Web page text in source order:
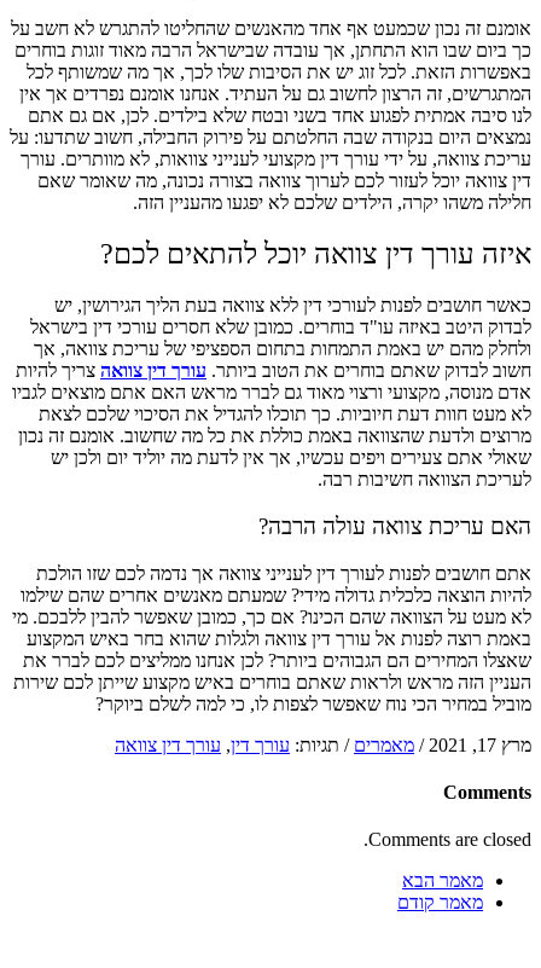
אומנם זה נכון שכמעט אף אחד מהאנשים שהחליטו להתגרש לא חשב על
כך ביום שבו הוא התחתן, אך עובדה שבישראל הרבה מאוד זוגות בוחרים
באפשרות הזאת. לכל זוג יש את הסיבות שלו לכך, אך מה שמשותף לכל
המתגרשים, זה הרצון לחשוב גם על העתיד. אנחנו אומנם נפרדים אך אין
לנו סיבה אמתית לפגוע אחד בשני ובטח שלא בילדים. לכן, אם גם אתם
נמצאים היום בנקודה שבה החלטתם על פירוק החבילה, חשוב שתדעו: על
עריכת צוואה, על ידי עורך דין מקצועי לענייני צוואות, לא מוותרים. עורך
דין צוואה יוכל לעזור לכם לערוך צוואה בצורה נכונה, מה שאומר שאם
חלילה משהו יקרה, הילדים שלכם לא יפגעו מהעניין הזה.
איזה עורך דין צוואה יוכל להתאים לכם?
כאשר חושבים לפנות לעורכי דין ללא צוואה בעת הליך הגירושין, יש
לבדוק היטב באיזה עו"ד בוחרים. כמובן שלא חסרים עורכי דין בישראל
ולחלק מהם יש באמת התמחות בתחום הספציפי של עריכת צוואה, אך
חשוב לבדוק שאתם בוחרים את הטוב ביותר. עורך דין צוואה צריך להיות
אדם מנוסה, מקצועי ורצוי מאוד גם לברר מראש האם אתם מוצאים לגביו
לא מעט חוות דעת חיוביות. כך תוכלו להגדיל את הסיכוי שלכם לצאת
מרוצים ולדעת שהצוואה באמת כוללת את כל מה שחשוב. אומנם זה נכון
שאולי אתם צעירים ויפים עכשיו, אך אין לדעת מה יוליד יום ולכן יש
לעריכת הצוואה חשיבות רבה.
האם עריכת צוואה עולה הרבה?
אתם חושבים לפנות לעורך דין לענייני צוואה אך נדמה לכם שזו הולכת
להיות הוצאה כלכלית גדולה מידי? שמעתם מאנשים אחרים שהם שילמו
לא מעט על הצוואה שהם הכינו? אם כך, כמובן שאפשר להבין ללבכם. מי
באמת רוצה לפנות אל עורך דין צוואה ולגלות שהוא בחר באיש המקצוע
שאצלו המחירים הם הגבוהים ביותר? לכן אנחנו ממליצים לכם לברר את
העניין הזה מראש ולראות שאתם בוחרים באיש מקצוע שייתן לכם שירות
מוביל במחיר הכי נוח שאפשר לצפות לו, כי למה לשלם ביוקר?
מרץ 17, 2021
/ מאמרים / תגיות: עורך דין, עורך דין צוואה
Comments
Comments are closed.
מאמר הבא
מאמר קודם